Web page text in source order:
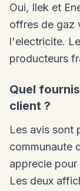
Oui, Ilek et
offres de gaz
l'electricite.
producteurs
Quel
client ?
Les avis sont
communaute
apprecie
Les deux